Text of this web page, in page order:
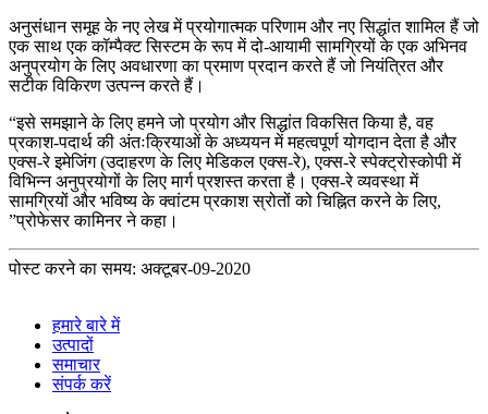
अनुसंधान समूह के नए लेख में प्रयोगात्मक परिणाम और नए सिद्धांत शामिल हैं जो
एक साथ एक कॉम्पैक्ट सिस्टम के रूप में दो-आयामी सामग्रियों के एक अभिनव
अनुप्रयोग के लिए अवधारणा का प्रमाण प्रदान करते हैं जो नियंत्रित और
सटीक विकिरण उत्पन्न करते हैं।
“इसे समझाने के लिए हमने जो प्रयोग और सिद्धांत विकसित किया है, वह
प्रकाश-पदार्थ की अंतःक्रियाओं के अध्ययन में महत्वपूर्ण योगदान देता है और
एक्स-रे इमेजिंग (उदाहरण के लिए मेडिकल एक्स-रे), एक्स-रे स्पेक्ट्रोस्कोपी में
विभिन्न अनुप्रयोगों के लिए मार्ग प्रशस्त करता है। एक्स-रे व्यवस्था में
सामग्रियों और भविष्य के क्वांटम प्रकाश स्रोतों को चिह्नित करने के लिए,
”प्रोफेसर कामिनर ने कहा।
पोस्ट करने का समय: अक्टूबर-09-2020
हमारे बारे में
उत्पादों
समाचार
संपर्क करें